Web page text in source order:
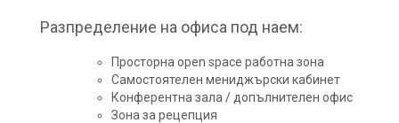
Разпределение на офиса под наем:
Просторна open space работна зона
Самостоятелен мениджърски кабинет
Конферентна зала / допълнителен офис
Зона за рецепция